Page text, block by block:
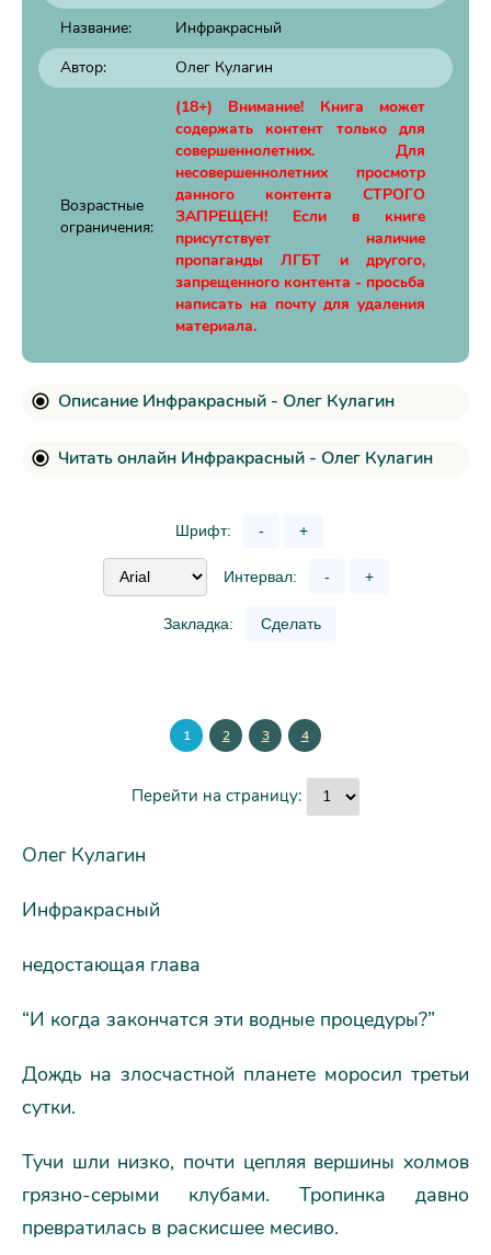
Название:
Инфракрасный
Автор:
Олег Кулагин
Возрастные
ограничения:
(18+) Внимание! Книга может
содержать контент только для
совершеннолетних. Для
несовершеннолетних просмотр
данного контента СТРОГО
ЗАПРЕЩЕН! Если в книге
присутствует наличие
пропаганды ЛГБТ и другого,
запрещенного контента - просьба
написать на почту для удаления
материала.
Описание Инфракрасный - Олег Кулагин
Читать онлайн Инфракрасный - Олег Кулагин
Шрифт: - +
Интервал: - +
Закладка: Сделать
1 2 3 4
Перейти на страницу:
Олег Кyлагин
Инфракрасный
недостающая глава
“И когда закончатся эти водные процедуры?”
Дождь на злосчастной планете моросил третьи
сутки.
Тучи шли низко, почти цепляя вершины холмов
грязно-серыми клубами. Тропинка давно
превратилась в раскисшее месиво.